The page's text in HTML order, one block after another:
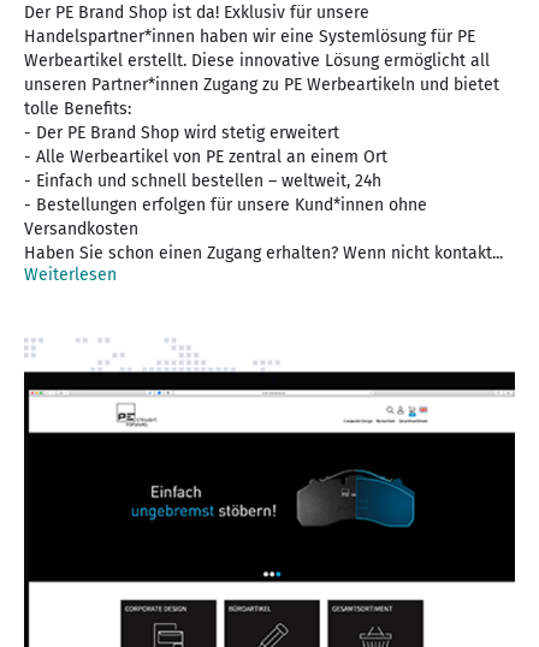
Der PE Brand Shop ist da! Exklusiv für unsere
Handelspartner*innen haben wir eine Systemlösung für PE
Werbeartikel erstellt. Diese innovative Lösung ermöglicht all
unseren Partner*innen Zugang zu PE Werbeartikeln und bietet
tolle Benefits:
- Der PE Brand Shop wird stetig erweitert
- Alle Werbeartikel von PE zentral an einem Ort
- Einfach und schnell bestellen – weltweit, 24h
- Bestellungen erfolgen für unsere Kund*innen ohne
Versandkosten
Haben Sie schon einen Zugang erhalten? Wenn nicht kontakt...
Weiterlesen